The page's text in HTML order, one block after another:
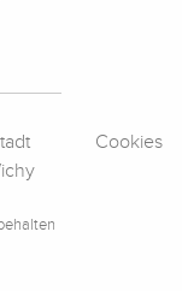
Cookies